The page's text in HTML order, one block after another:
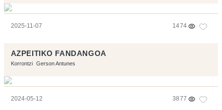
2025-11-07 1474
AZPEITIKO FANDANGOA
Korrontzi Gerson Antunes
2024-05-12 3877